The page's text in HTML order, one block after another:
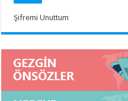
Şifremi Unuttum